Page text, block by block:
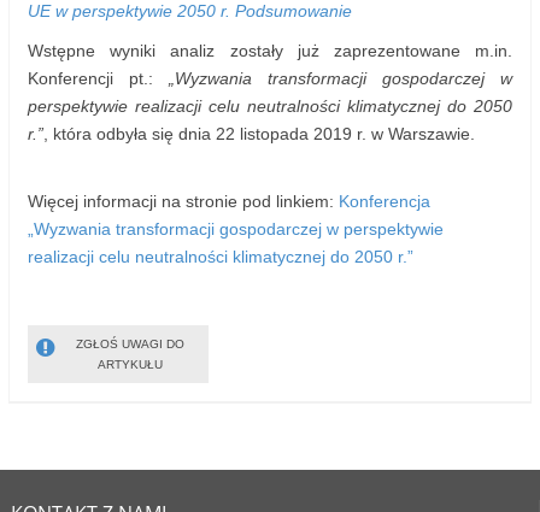
UE w perspektywie 2050 r. Podsumowanie
Wstępne wyniki analiz zostały już zaprezentowane m.in.
Konferencji pt.:
„Wyzwania transformacji gospodarczej w
perspektywie realizacji celu neutralności klimatycznej do 2050
r.” , która odbyła się dnia 22 listopada 2019 r. w Warszawie.
Więcej informacji na stronie pod linkiem: Konferencja
„Wyzwania transformacji gospodarczej w perspektywie
realizacji celu neutralności klimatycznej do 2050 r.”
ZGŁOŚ UWAGI DO
ARTYKUŁU